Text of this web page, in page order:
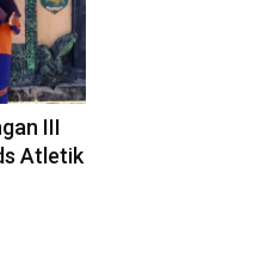
III
Atletik